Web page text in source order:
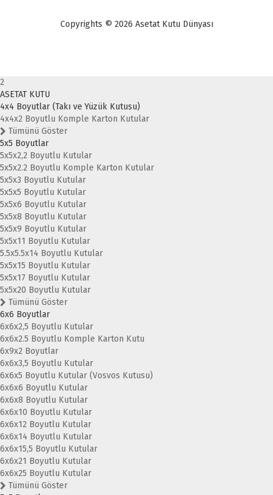
Copyrights © 2026 Asetat Kutu Dünyası
2
ASETAT KUTU
4x4 Boyutlar (Takı ve Yüzük Kutusu)
4x4x2 Boyutlu Komple Karton Kutular
Tümünü Göster
5x5 Boyutlar
5x5x2,2 Boyutlu Kutular
5x5x2.2 Boyutlu Komple Karton Kutular
5x5x3 Boyutlu Kutular
5x5x5 Boyutlu Kutular
5x5x6 Boyutlu Kutular
5x5x8 Boyutlu Kutular
5x5x9 Boyutlu Kutular
5x5x11 Boyutlu Kutular
5.5x5.5x14 Boyutlu Kutular
5x5x15 Boyutlu Kutular
5x5x17 Boyutlu Kutular
5x5x20 Boyutlu Kutular
Tümünü Göster
6x6 Boyutlar
6x6x2,5 Boyutlu Kutular
6x6x2.5 Boyutlu Komple Karton Kutu
6x9x2 Boyutlar
6x6x3,5 Boyutlu Kutular
6x6x5 Boyutlu Kutular (Vosvos Kutusu)
6x6x6 Boyutlu Kutular
6x6x8 Boyutlu Kutular
6x6x10 Boyutlu Kutular
6x6x12 Boyutlu Kutular
6x6x14 Boyutlu Kutular
6x6x15,5 Boyutlu Kutular
6x6x21 Boyutlu Kutular
6x6x25 Boyutlu Kutular
Tümünü Göster